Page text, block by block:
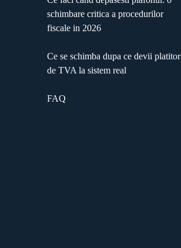
schimbare critica a procedurilor
fiscale in 2026
Ce se schimba dupa ce devii platitor
de TVA la sistem real
FAQ